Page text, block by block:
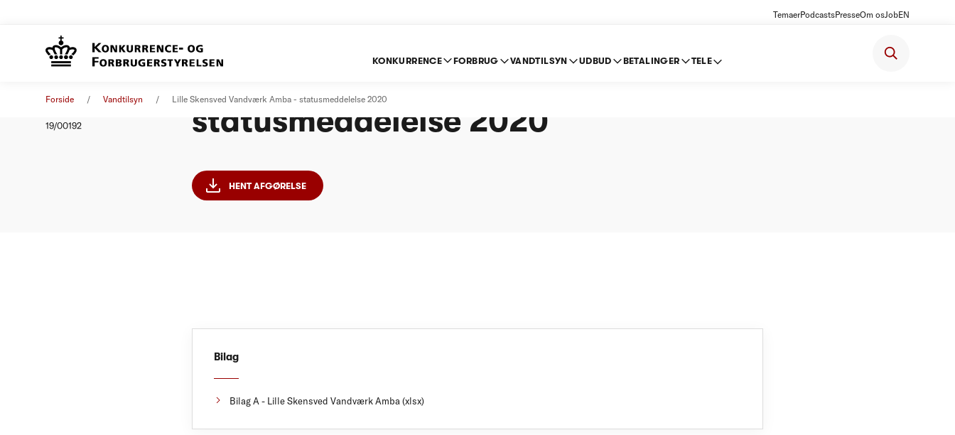
TemaerPodcastsPresseOm osJobEN
KONKURRENCE FORBRUG VANDTILSYN UDBUD BETALINGER TELE
Forside Vandtilsyn Lille Skensved Vandværk Amba - statusmeddelelse 2020
19/00192
statusmeddelelse 2020
HENT AFGØRELSE
Bilag
Bilag A - Lille Skensved Vandværk Amba (xlsx)